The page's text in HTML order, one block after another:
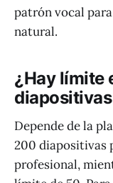
patrón vocal
natural.
¿Hay límite
Depende de la
200 diapositivas
profesional,